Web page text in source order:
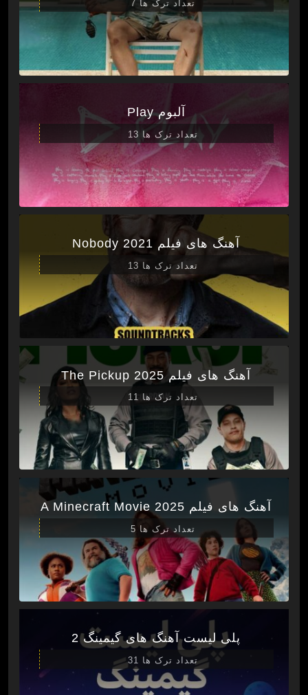
تعداد ترک ها 7
آلبوم Play
تعداد ترک ها 13
آهنگ های فیلم Nobody 2021
تعداد ترک ها 13
آهنگ های فیلم The Pickup 2025
تعداد ترک ها 11
آهنگ های فیلم A Minecraft Movie 2025
تعداد ترک ها 5
پلی لیست آهنگ های گیمینگ 2
تعداد ترک ها 31